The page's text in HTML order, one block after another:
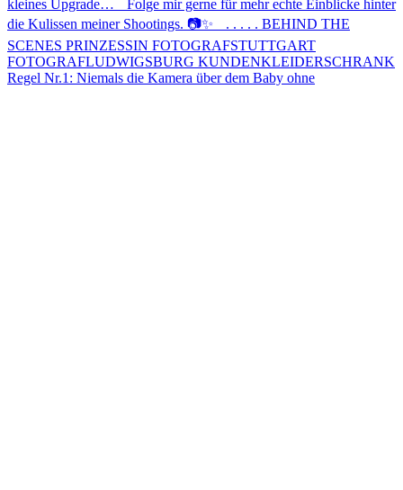
Regel Nr.1: Niemals die Kamera über dem Baby ohne